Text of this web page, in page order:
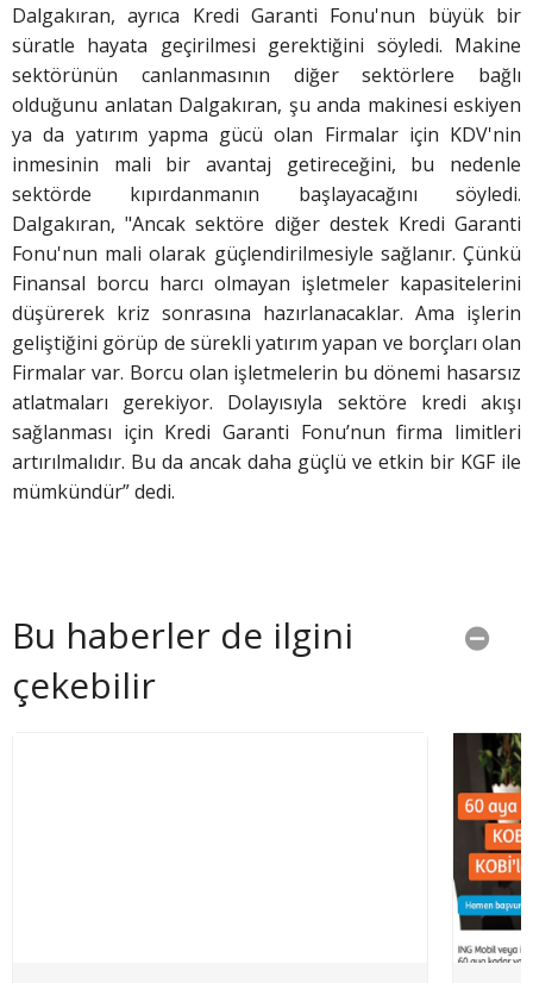
Dalgakıran, ayrıca Kredi Garanti Fonu'nun büyük bir
süratle hayata geçirilmesi gerektiğini söyledi. Makine
sektörünün canlanmasının diğer sektörlere bağlı
olduğunu anlatan Dalgakıran, şu anda makinesi eskiyen
ya da yatırım yapma gücü olan Firmalar için KDV'nin
inmesinin mali bir avantaj getireceğini, bu nedenle
sektörde kıpırdanmanın başlayacağını söyledi.
Dalgakıran, "Ancak sektöre diğer destek Kredi Garanti
Fonu'nun mali olarak güçlendirilmesiyle sağlanır. Çünkü
Finansal borcu harcı olmayan işletmeler kapasitelerini
düşürerek kriz sonrasına hazırlanacaklar. Ama işlerin
geliştiğini görüp de sürekli yatırım yapan ve borçları olan
Firmalar var. Borcu olan işletmelerin bu dönemi hasarsız
atlatmaları gerekiyor. Dolayısıyla sektöre kredi akışı
sağlanması için Kredi Garanti Fonu’nun firma limitleri
artırılmalıdır. Bu da ancak daha güçlü ve etkin bir KGF ile
mümkündür” dedi.
Bu haberler de ilgini
çekebilir